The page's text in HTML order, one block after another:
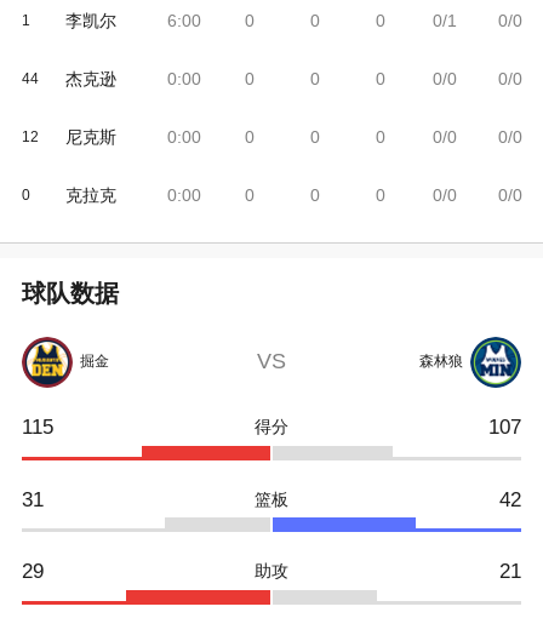
1 李凯尔
44 杰克逊
12 尼克斯
0 克拉克
6:00
0:00
0:00
0:00
0
0
0
0
0
0
0
0
0
0
0
0
0/1
0/0
0/0
0/0
0/0
0/0
0/0
0/0
球队数据
掘金 VS 森林狼
115 得分 107
31 篮板 42
29 助攻 21